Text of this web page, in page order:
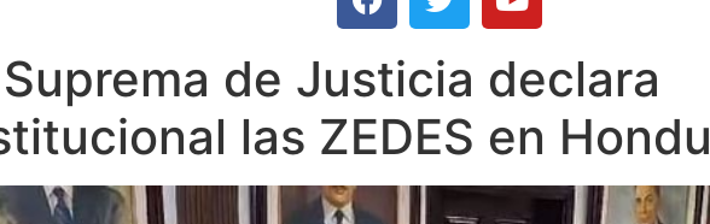
de Justicia declara
las ZEDES en